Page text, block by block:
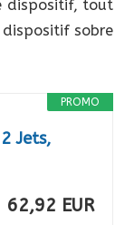
dispositif, tout
dispositif sobre
PROMO
Jets,
62,92 EUR